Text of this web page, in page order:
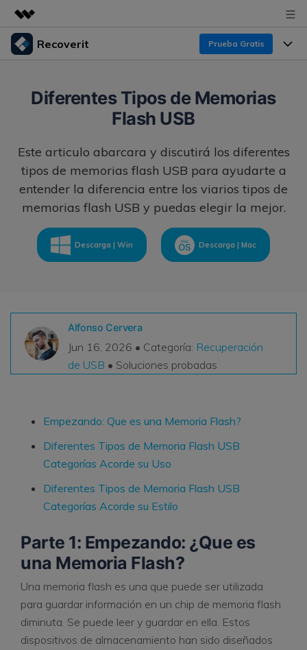
Productos destacados
Utilidades
Empresas
Sala de prensa
Tienda
Soporte
Recoverit Prueba Gratis
Líder en recuperación para Windows
Pruébalo Gratis
Recoverit para Mac
Recoverit Gratis
Repairit - Reparar Datos
Recuperar de Unidades
Recuperar Medios Borrados
Soluciones de Recuperación Exclusivas
Recuperar Documentos
VER TODAS LAS FUNCIONES
Recursos
Por qué Recoverit
Experto en Recuperación de Datos
search
Diferentes Tipos de Memorias
Flash USB
Este articulo abarcara y discutirá los diferentes
tipos de memorias flash USB para ayudarte a
entender la diferencia entre los viarios tipos de
memorias flash USB y puedas elegir la mejor.
Descarga | Win Descarga | Mac
Alfonso Cervera
Jun 16, 2026 • Categoría: Recuperación
de USB • Soluciones probadas
Empezando: Que es una Memoria Flash?
Diferentes Tipos de Memoria Flash USB
Categorías Acorde su Uso
Diferentes Tipos de Memoria Flash USB
Categorías Acorde su Estilo
Parte 1: Empezando: ¿Que es
una Memoria Flash?
Una memoria flash es una que puede ser utilizada
para guardar información en un chip de memoria flash
diminuta. Se puede leer y guardar en ella. Estos
dispositivos de almacenamiento han sido diseñados